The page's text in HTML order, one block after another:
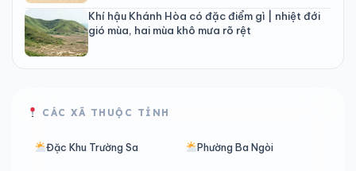
Khí hậu Khánh Hòa có đặc điểm gì | nhiệt đới
gió mùa, hai mùa khô mưa rõ rệt
CÁC XÃ THUỘC TỈNH
Đặc Khu Trường Sa Phường Ba Ngòi